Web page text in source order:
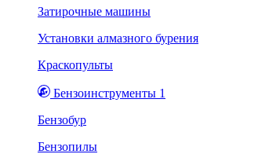
Затирочные машины
Установки алмазного бурения
Краскопульты
Бензоинструменты 1
Бензобур
Бензопилы